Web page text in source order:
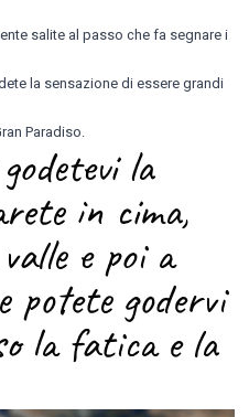
salite al passo che fa segnare i
la sensazione di essere grandi
Paradiso.
la
in cima,
e poi a
potete godervi
la fatica e la